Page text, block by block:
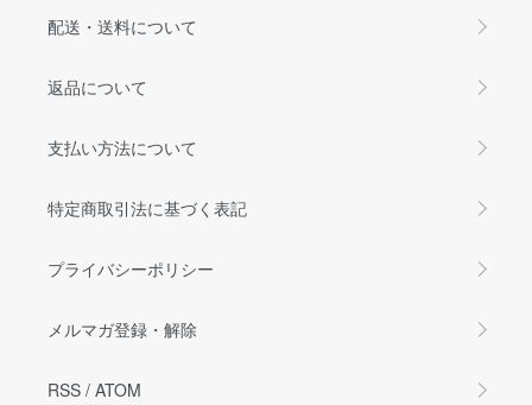
配送・送料について
返品について
支払い方法について
特定商取引法に基づく表記
プライバシーポリシー
メルマガ登録・解除
RSS / ATOM